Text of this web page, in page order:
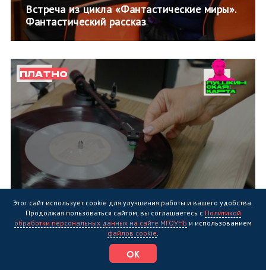
Встреча из цикла «Фантастические миры».
Фантастический рассказ
ПЛАТНО
15.12.24
Познавательно-досуговая программа
«Один час в фонотеке»
Этот сайт использует cookie для улучшения работы и вашего удобства.
Продолжая пользоваться сайтом, вы соглашаетесь с Политикой
обработки персональных данных на сайте МГОУНБ и использованием
файлов cookie.
ОК